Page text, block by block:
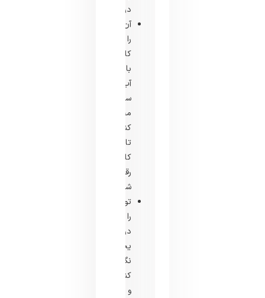
درآید.
آن
را
کاملا
با
آب
سرد
مخلوط
کنید
تا
کاملا
رقیق
شود.
تونر
را
در
یخچال
نگهداری
کنید
و